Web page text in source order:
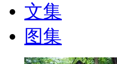
文集
图集